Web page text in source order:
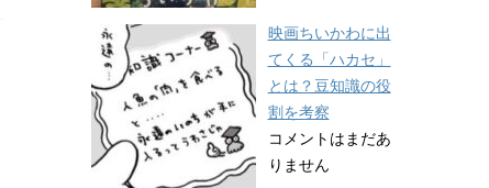
映画ちいかわに出
てくる「ハカセ」
とは？豆知識の役
割を考察
コメントはまだあ
りません